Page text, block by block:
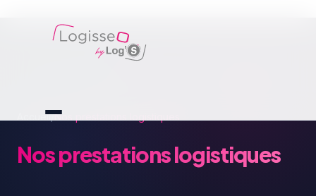
Accueil/Nos prestations logistiques
Nos prestations logistiques